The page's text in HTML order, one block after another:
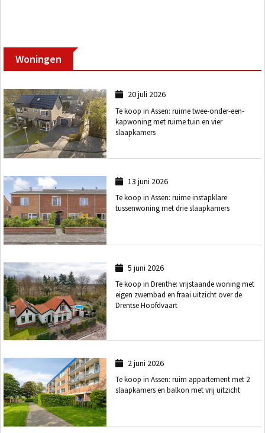
Woningen
20 juli 2026
Te koop in Assen: ruime twee-onder-een-
kapwoning met ruime tuin en vier
slaapkamers
13 juni 2026
Te koop in Assen: ruime instapklare
tussenwoning met drie slaapkamers
5 juni 2026
Te koop in Drenthe: vrijstaande woning met
eigen zwembad en fraai uitzicht over de
Drentse Hoofdvaart
2 juni 2026
Te koop in Assen: ruim appartement met 2
slaapkamers en balkon met vrij uitzicht